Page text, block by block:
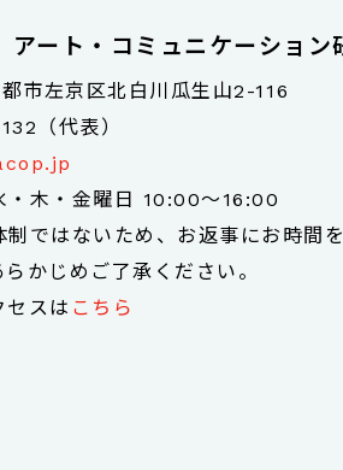
ート・コミュニケーション
市左京区北白川瓜生山2-116
（代表）
・木・金曜日 10:00～16:00
ではないため、お返事にお時間
かじめご了承ください。
セスは こちら